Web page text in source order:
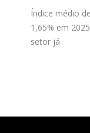
Índice médio
1,65% em
setor já